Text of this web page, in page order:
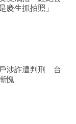
慶生抓拍照」
涉詐遭判刑 台
愧